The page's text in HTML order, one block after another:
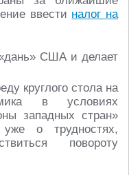
ввести налог на
круглого стола на
в условиях
западных стран»
о трудностях,
повороту